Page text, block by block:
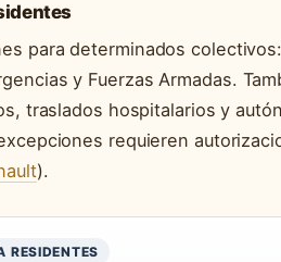
para determinados
y Fuerzas Armadas.
traslados hospitalarios y
requieren
).
RESIDENTES